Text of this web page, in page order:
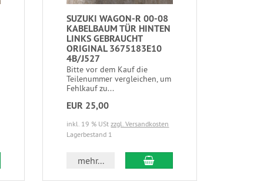
SUZUKI WAGON-R 00-08
KABELBAUM TÜR HINTEN
LINKS GEBRAUCHT
ORIGINAL 3675183E10
4B/J527
Bitte vor dem Kauf die
Teilenummer vergleichen, um
Fehlkauf zu...
EUR 25,00
inkl. 19 % UStzzgl. Versandkosten
Lagerbestand 1
mehr...